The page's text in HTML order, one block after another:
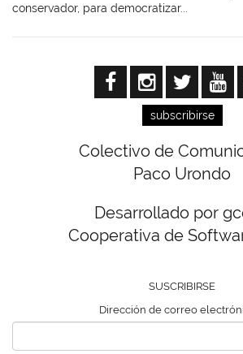
conservador, para democratizar...
subscribirse
Colectivo de
Paco Urondo
Desarrollado por
Cooperativa de
SUSCRIBIRSE
Dirección de correo